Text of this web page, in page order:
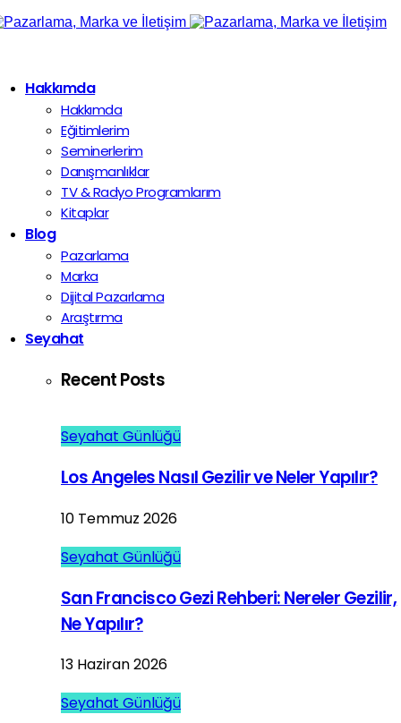
Hakkımda
Hakkımda
Eğitimlerim
Seminerlerim
Danışmanlıklar
TV & Radyo Programlarım
Kitaplar
Blog
Pazarlama
Marka
Dijital Pazarlama
Araştırma
Seyahat
Recent Posts
Seyahat Günlüğü
Los Angeles Nasıl Gezilir ve Neler Yapılır?
10 Temmuz 2026
Seyahat Günlüğü
San Francisco Gezi Rehberi: Nereler Gezilir,
Ne Yapılır?
13 Haziran 2026
Seyahat Günlüğü